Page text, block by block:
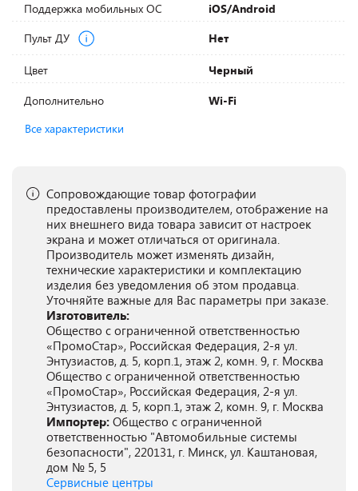
Поддержка мобильных ОС
iOS/Android
Пульт ДУ
Нет
Цвет
Черный
Дополнительно
Wi-Fi
Все характеристики
Сопровождающие товар фотографии
предоставлены производителем, отображение на
них внешнего вида товара зависит от настроек
экрана и может отличаться от оригинала.
Производитель может изменять дизайн,
технические характеристики и комплектацию
изделия без уведомления об этом продавца.
Уточняйте важные для Вас параметры при заказе.
Изготовитель:
Общество с ограниченной ответственностью
«ПромоСтар», Российская Федерация, 2-я ул.
Энтузиастов, д. 5, корп.1, этаж 2, комн. 9, г. Москва
Общество с ограниченной ответственностью
«ПромоСтар», Российская Федерация, 2-я ул.
Энтузиастов, д. 5, корп.1, этаж 2, комн. 9, г. Москва
Импортер: Общество с ограниченной
ответственностью "Автомобильные системы
безопасности", 220131, г. Минск, ул. Каштановая,
дом № 5, 5
Сервисные центры